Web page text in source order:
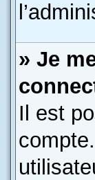
» Je
Il est